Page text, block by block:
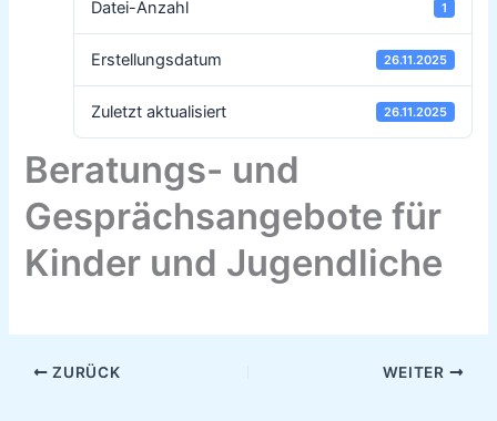
Datei-Anzahl 1
Erstellungsdatum 26.11.2025
Zuletzt aktualisiert 26.11.2025
Beratungs- und
Gesprächsangebote für
Kinder und Jugendliche
ZURÜCK WEITER